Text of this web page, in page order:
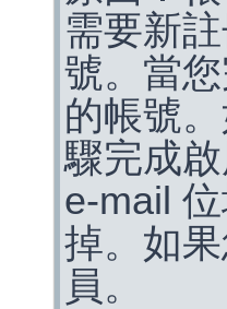
需要新
號。當
的帳號
驟完成
e-mail
掉。如
員。